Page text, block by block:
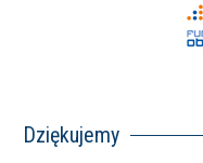
Dziękujemy